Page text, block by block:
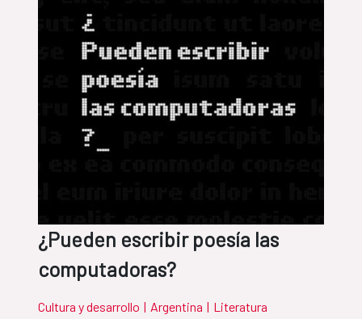
¿Pueden escribir poesía las
computadoras?
Cultura y desarrollo | Argentina | Literatura